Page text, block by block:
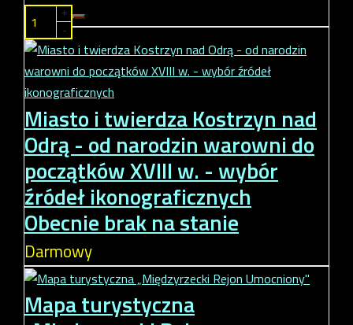
+
-
Miasto i twierdza Kostrzyn nad
Odrą - od narodzin warowni do
początków XVIII w. - wybór
źródeł ikonograficznych
Obecnie brak na stanie
Darmowy
Mapa turystyczna